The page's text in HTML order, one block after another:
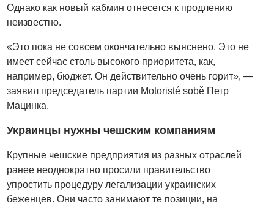
Однако как новый кабмин отнесется к продлению
неизвестно.
«Это пока не совсем окончательно выяснено. Это не
имеет сейчас столь высокого приоритета, как,
например, бюджет. Он действительно очень горит», —
заявил председатель партии Motoristé sobě Петр
Мацинка.
Украинцы нужны чешским компаниям
Крупные чешские предприятия из разных отраслей
ранее неоднократно просили правительство
упростить процедуру легализации украинских
беженцев. Они часто занимают те позиции, на